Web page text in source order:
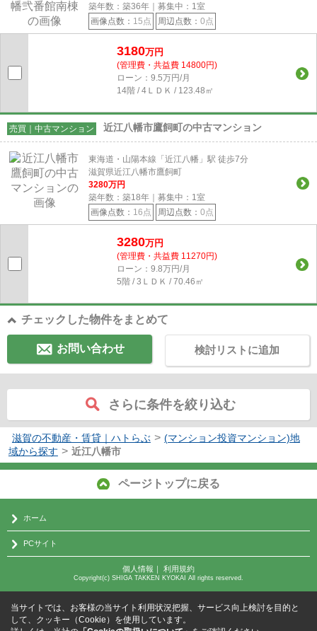
築年数：築36年｜募集中： 1室
画像点数： 15点 周辺点数： 0点
3180万円
(管理費・共益費 14800円)
ローン：9.5万円/月
14階 / 4ＬＤＫ / 123.48㎡
売買｜中古マンション 近江八幡市鷹飼町の中古マンション
東海道・山陽本線「近江八幡」駅 徒歩7分
滋賀県近江八幡市鷹飼町
3280万円
築年数：築18年｜募集中： 1室
画像点数： 16点 周辺点数： 0点
3280万円
(管理費・共益費 11270円)
ローン：9.8万円/月
5階 / 3ＬＤＫ / 70.46㎡
チェックした物件をまとめて
お問い合わせ 検討リストに追加
さらに条件を絞り込む
滋賀の不動産・賃貸｜ハトらぶ > (マンション投資マンション)地
域から探す > 近江八幡市
ページトップに戻る
ホーム
PCサイト
個人情報 ｜ 利用規約
Copyright(c) SHIGA TAKKEN KYOKAI All rights reserved.
当サイトでは、お客様の当サイト利用状況把握、サービス向上検討を目的と
して、クッキー（Cookie）を使用しています。